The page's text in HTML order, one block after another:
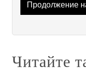
Продолжение
Читайте